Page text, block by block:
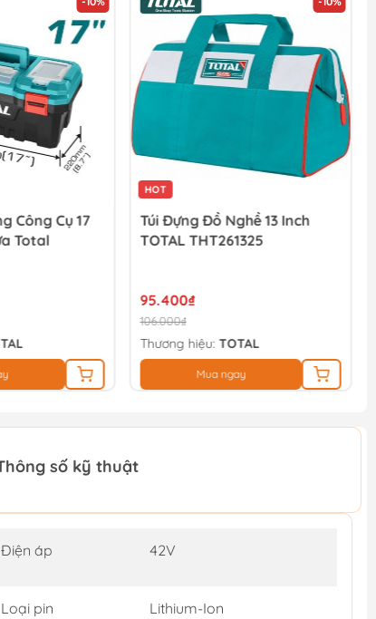
Công Cụ 17
Total
HOT
Túi Đựng Đồ Nghề 13 Inch
TOTAL THT261325
95.400₫
106.000₫
Thương hiệu: TOTAL
Mua ngay
số kỹ thuật
Điện áp 42V
Loại pin Lithium-Ion